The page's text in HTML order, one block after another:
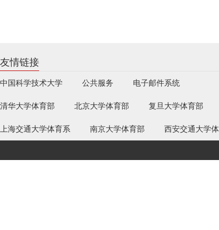
友情链接
中国科学技术大学 公共服务 电子邮件系统
清华大学体育部 北京大学体育部 复旦大学体育部
上海交通大学体育系 南京大学体育部 西安交通大学